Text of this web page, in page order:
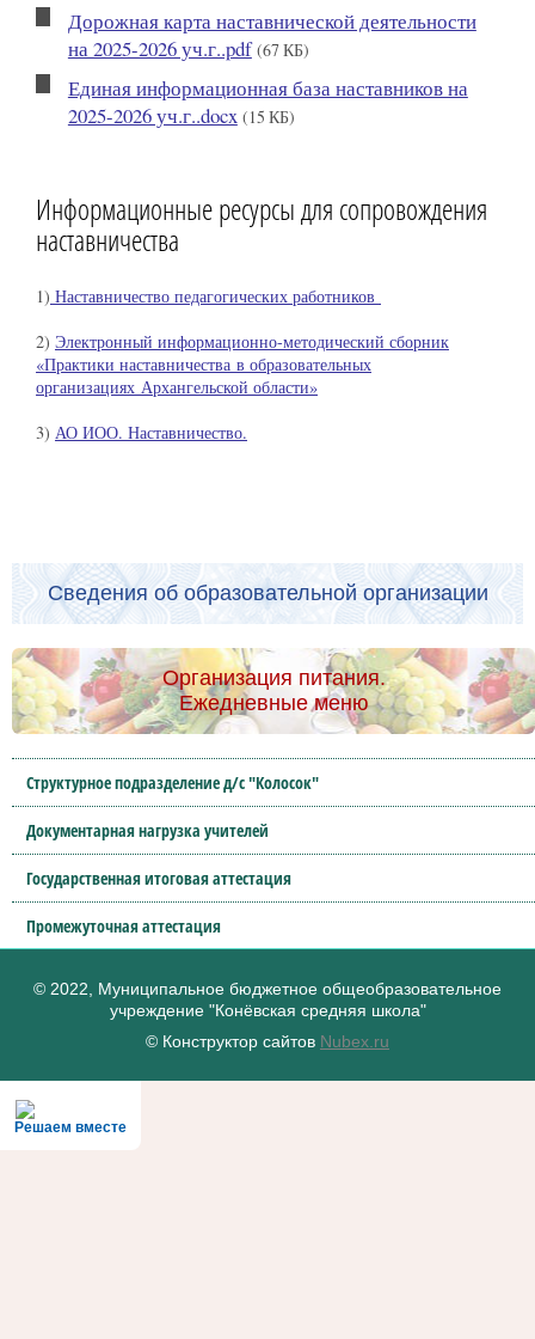
Дорожная карта наставнической деятельности
на 2025-2026 уч.г..pdf (67 КБ)
Единая информационная база наставников на
2025-2026 уч.г..docx (15 КБ)
Информационные ресурсы для сопровождения
наставничества
1) Наставничество педагогических работников
2) Электронный информационно-методический сборник
«Практики наставничества в образовательных
организациях Архангельской области»
3) АО ИОО. Наставничество.
Сведения об образовательной организации
Организация питания.
Ежедневные меню
Структурное подразделение д/с "Колосок"
Документарная нагрузка учителей
Государственная итоговая аттестация
Промежуточная аттестация
© 2022, Муниципальное бюджетное общеобразовательное
учреждение "Конёвская средняя школа"
© Конструктор сайтов Nubex.ru
Решаем вместе